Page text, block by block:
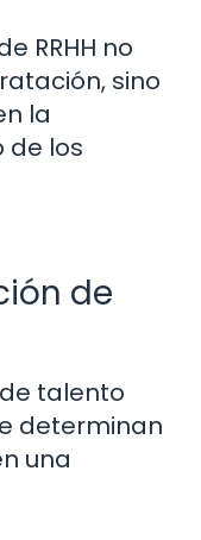
RRHH no
sino
la
de los
de
talento
determinan
una